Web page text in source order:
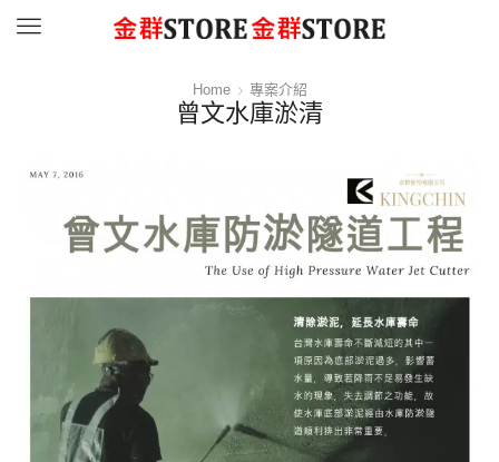
Menu
Home 專案介紹
曾文水庫淤清